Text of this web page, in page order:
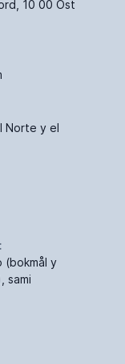
10 00 Ost
Norte y el
(bokmål y
sami